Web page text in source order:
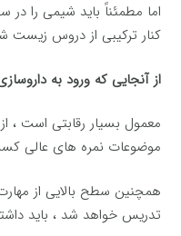
اما مطمئناً باید شیمی را در
کنار ترکیبی از دروس زیست
از آنجایی که ورود به
معمول بسیار رقابتی است ،
موضوعات نمره های عالی
همچنین سطح بالایی از
تدریس خواهد شد ، باید